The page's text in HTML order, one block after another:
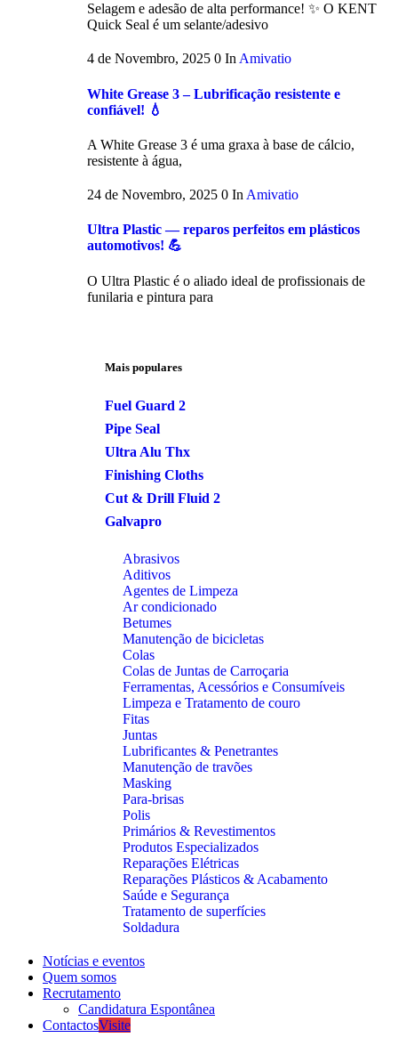
Selagem e adesão de alta performance! ✨ O KENT
Quick Seal é um selante/adesivo
4 de Novembro, 2025 0 InAmivatio
White Grease 3 – Lubrificação resistente e
confiável! 💧
A White Grease 3 é uma graxa à base de cálcio,
resistente à água,
24 de Novembro, 2025 0 In Amivatio
Ultra Plastic — reparos perfeitos em plásticos
automotivos! 💪
O Ultra Plastic é o aliado ideal de profissionais de
funilaria e pintura para
Mais populares
Fuel Guard 2
Pipe Seal
Ultra Alu Thx
Finishing Cloths
Cut & Drill Fluid 2
Galvapro
Abrasivos
Aditivos
Agentes de Limpeza
Ar condicionado
Betumes
Manutenção de bicicletas
Colas
Colas de Juntas de Carroçaria
Ferramentas, Acessórios e Consumíveis
Limpeza e Tratamento de couro
Fitas
Juntas
Lubrificantes & Penetrantes
Manutenção de travões
Masking
Para-brisas
Polis
Primários & Revestimentos
Produtos Especializados
Reparações Elétricas
Reparações Plásticos & Acabamento
Saúde e Segurança
Tratamento de superfícies
Soldadura
Notícias e eventos
Quem somos
Recrutamento
Candidatura Espontânea
ContactosVisite